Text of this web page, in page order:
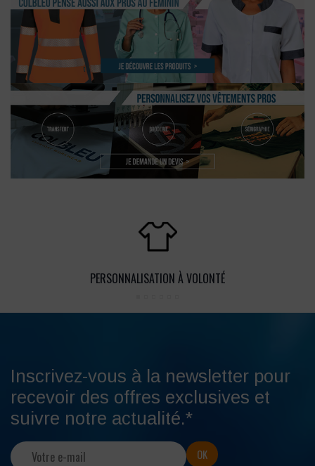
PERSONNALISATION À VOLONTÉ
Inscrivez-vous à la newsletter pour
recevoir des offres exclusives et
suivre notre actualité.*